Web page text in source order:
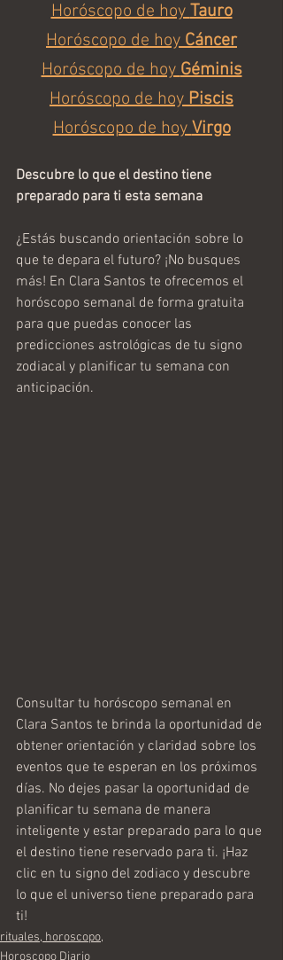
Horóscopo de hoy Tauro
Horóscopo de hoy Cáncer
Horóscopo de hoy Géminis
Horóscopo de hoy Piscis
Horóscopo de hoy Virgo
Descubre lo que el destino tiene
preparado para ti esta semana
¿Estás buscando orientación sobre lo
que te depara el futuro? ¡No busques
más! En Clara Santos te ofrecemos el
horóscopo semanal de forma gratuita
para que puedas conocer las
predicciones astrológicas de tu signo
zodiacal y planificar tu semana con
anticipación.
Consultar tu horóscopo semanal en
Clara Santos te brinda la oportunidad de
obtener orientación y claridad sobre los
eventos que te esperan en los próximos
días. No dejes pasar la oportunidad de
planificar tu semana de manera
inteligente y estar preparado para lo que
el destino tiene reservado para ti. ¡Haz
clic en tu signo del zodiaco y descubre
lo que el universo tiene preparado para
ti!
rituales, horoscopo,
Horoscopo Diario